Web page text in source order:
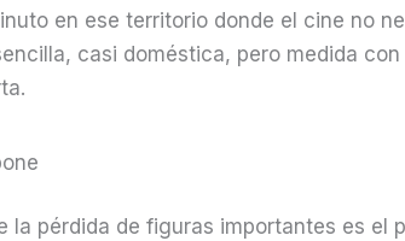
en ese territorio donde el cine no
casi doméstica, pero medida
la pérdida de figuras importantes es el